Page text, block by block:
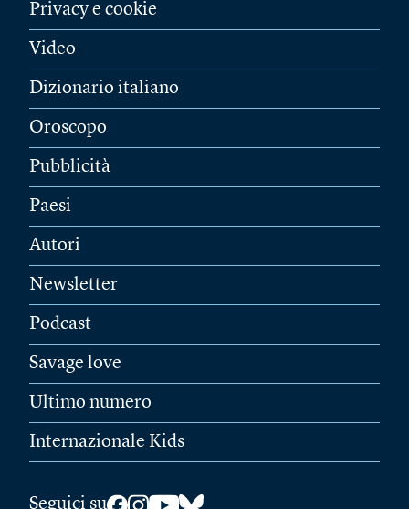
Privacy e cookie
Video
Dizionario italiano
Oroscopo
Pubblicità
Paesi
Autori
Newsletter
Podcast
Savage love
Ultimo numero
Internazionale Kids
Seguici su